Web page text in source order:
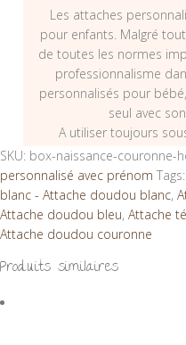
Les attaches
pour enfants. Malgré
de toutes les normes
professionnalisme
personnalisés pour
seul avec
A utiliser toujours
SKU: box-naissance-couronne-
personnalisé avec prénom Tags:
blanc - Attache doudou blanc,
Attache doudou bleu, Attache
Attache doudou couronne
Produits similaires